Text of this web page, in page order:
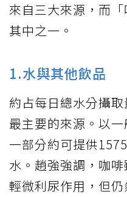
來自三大來源，而
其中之一。
1.水與其他飲品
約占每日總水分攝
最主要的來源。以
一部分約可提供
水。趙強強調，咖
輕微利尿作用，但